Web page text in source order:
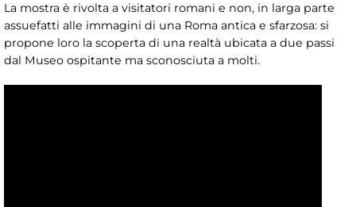
La mostra è rivolta a visitatori romani e non, in larga parte
assuefatti alle immagini di una Roma antica e sfarzosa: si
propone loro la scoperta di una realtà ubicata a due passi
dal Museo ospitante ma sconosciuta a molti.